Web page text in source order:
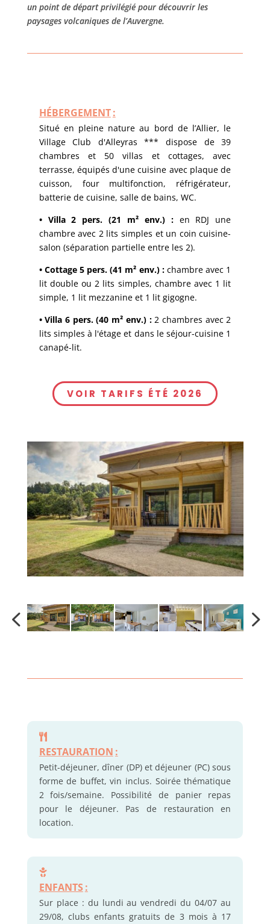
un point de départ privilégié pour découvrir les
paysages volcaniques de l’Auvergne.
HÉBERGEMENT:
Situé en pleine nature au bord de l’Allier, le
Village Club d'Alleyras *** dispose de 39
chambres et 50 villas et cottages, avec
terrasse, équipés d'une cuisine avec plaque de
cuisson, four multifonction, réfrigérateur,
batterie de cuisine, salle de bains, WC.
• Villa 2 pers. (21 m² env.) :en RDJ une
chambre avec 2 lits simples et un coin cuisine-
salon (séparation partielle entre les 2).
• Cottage 5 pers. (41 m² env.) :chambre avec 1
lit double ou 2 lits simples, chambre avec 1 lit
simple, 1 lit mezzanine et 1 lit gigogne.
• Villa 6 pers. (40 m² env.) :2 chambres avec 2
lits simples à l'étage et dans le séjour-cuisine 1
canapé-lit.
VOIR TARIFS ÉTÉ 2026
RESTAURATION :
Petit-déjeuner, dîner (DP) et déjeuner (PC) sous
forme de buffet, vin inclus. Soirée thématique
2 fois/semaine. Possibilité de panier repas
pour le déjeuner. Pas de restauration en
location.
ENFANTS :
Sur place : du lundi au vendredi du 04/07 au
29/08, clubs enfants gratuits de 3 mois à 17